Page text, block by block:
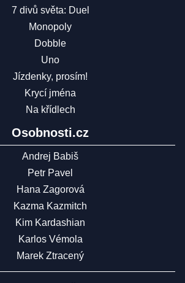
7 divů světa: Duel
Monopoly
Dobble
Uno
Jízdenky, prosím!
Krycí jména
Na křídlech
Osobnosti.cz
Andrej Babiš
Petr Pavel
Hana Zagorová
Kazma Kazmitch
Kim Kardashian
Karlos Vémola
Marek Ztracený